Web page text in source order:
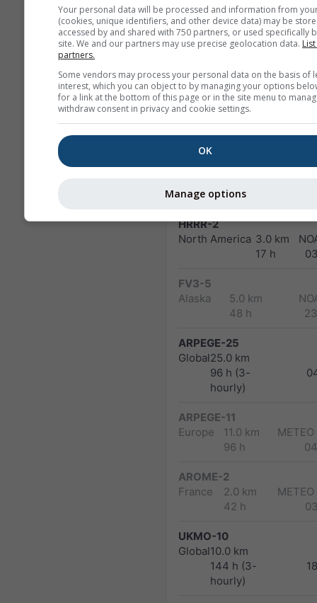
NAM-12
North
12.0 km
hourly)
NAM-5
North America 5.0 km
48 h
NAM-3
HRRR-2
North America 3.0 km
17 h
FV3-5
Alaska
5.0 km
48 h
ARPEGE-25
Global25.0 km
96 h (3-
hourly)
ARPEGE-11
Europe
11.0 km
96 h
AROME-2
France
2.0 km
42 h
UKMO-10
Global10.0 km
144 h (3-
hourly)
Your personal data will be processed and information from
(cookies, unique identifiers, and other device data) may be
accessed by and shared with 750 partners, or used specifically
site. We and our partners may use precise geolocation data.
partners.
Some vendors may process your personal data on the basis of
interest, which you can object to by managing your options
for a link at the bottom of this page or in the site menu to
withdraw consent in privacy and cookie settings.
OK
Manage options